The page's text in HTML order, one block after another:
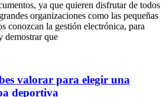
ya que quieren disfrutar de todos
organizaciones como las pequeñas
conozcan la gestión electrónica, para
demostrar que
valorar para elegir una
deportiva